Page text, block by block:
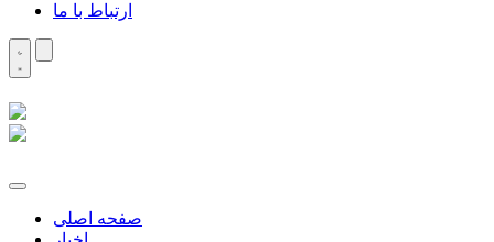
ارتباط با ما
صفحه اصلی